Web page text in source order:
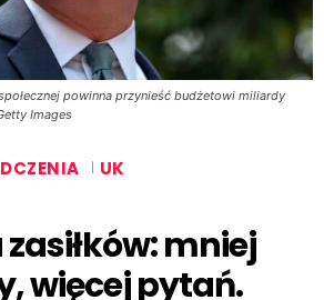
powinna przynieść budżetowi miliardy
Images
UK
mniej
więcej pytań.